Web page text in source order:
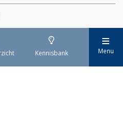
Kennisbank Menu